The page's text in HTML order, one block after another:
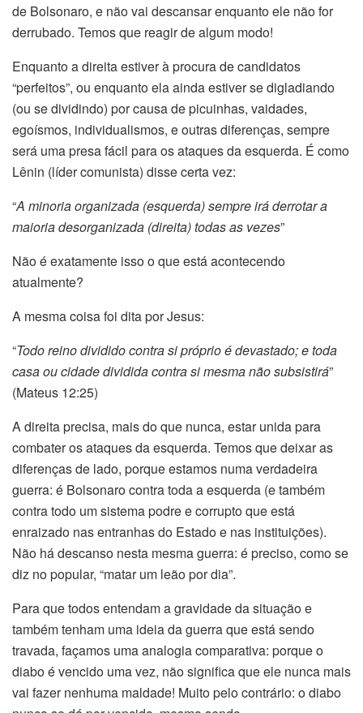
de Bolsonaro, e não vai descansar enquanto ele não for
derrubado. Temos que reagir de algum modo!
Enquanto a direita estiver à procura de candidatos
“perfeitos”, ou enquanto ela ainda estiver se digladiando
(ou se dividindo) por causa de picuinhas, vaidades,
egoísmos, individualismos, e outras diferenças, sempre
será uma presa fácil para os ataques da esquerda. É como
Lênin (líder comunista) disse certa vez:
“A minoria organizada (esquerda) sempre irá derrotar a
maioria desorganizada (direita) todas as vezes”
Não é exatamente isso o que está acontecendo
atualmente?
A mesma coisa foi dita por Jesus:
“Todo reino dividido contra si próprio é devastado; e toda
casa ou cidade dividida contra si mesma não subsistirá”
(Mateus 12:25)
A direita precisa, mais do que nunca, estar unida para
combater os ataques da esquerda. Temos que deixar as
diferenças de lado, porque estamos numa verdadeira
guerra: é Bolsonaro contra toda a esquerda (e também
contra todo um sistema podre e corrupto que está
enraizado nas entranhas do Estado e nas instituições).
Não há descanso nesta mesma guerra: é preciso, como se
diz no popular, “matar um leão por dia”.
Para que todos entendam a gravidade da situação e
também tenham uma ideia da guerra que está sendo
travada, façamos uma analogia comparativa: porque o
diabo é vencido uma vez, não significa que ele nunca mais
vai fazer nenhuma maldade! Muito pelo contrário: o diabo